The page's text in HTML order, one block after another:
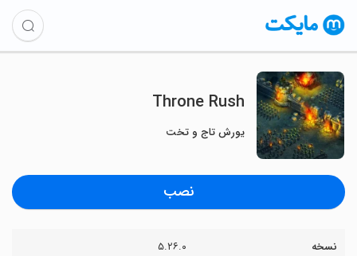
Throne Rush
یورش تاج و تخت
نصب
نسخه ۵.۲۶.۰